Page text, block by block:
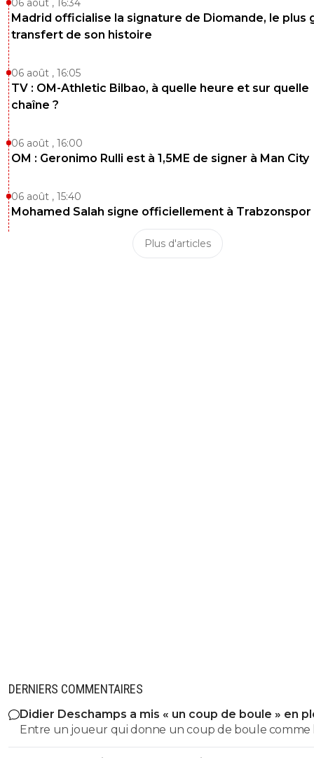
06 août , 16:34
Madrid officialise la signature de Diomande, le plus
transfert de son histoire
06 août , 16:05
TV : OM-Athletic Bilbao, à quelle heure et sur quelle
chaîne ?
06 août , 16:00
OM : Geronimo Rulli est à 1,5ME de signer à Man City
06 août , 15:40
Mohamed Salah signe officiellement à Trabzonspor
Plus d'articles
DERNIERS COMMENTAIRES
Didier Deschamps a mis « un coup de boule » en
Mondial
Entre un joueur qui donne un coup de boule comme
sélectionneur en poste, et la critique sur l' arrbitrage il